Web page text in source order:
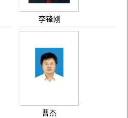
李锋刚
曹杰